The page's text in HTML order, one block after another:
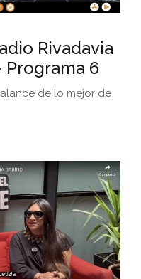
Rivadavia
Programa 6
de lo mejor de